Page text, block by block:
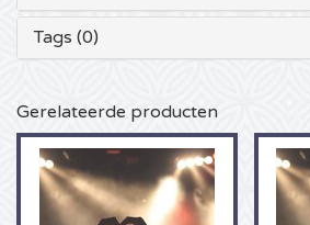
Normaal kaartjes
Tom Jones kaartjes
Ed Sheeran kaartjes
Kralingse Bos Festival
Free Your Mind Festival kaartjes
Strafwerk kaartjes
909 kaartjes
Verknipt kaartjes
DLDK kaarten
Above Beyond kaarten
Tags (0)
Gerelateerde producten